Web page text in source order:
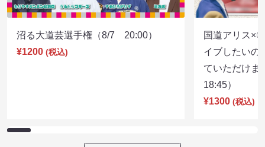
沼る大道芸選手権（8/7 20:00）
¥1200 (税込)
国道アリス×
イブしたいの
ていただけ
18:45）
¥1300 (税込)